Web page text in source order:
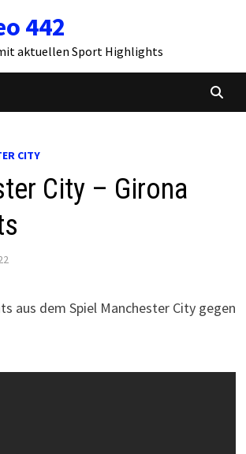
442
aktuellen Sport Highlights
CITY
City – Girona
aus dem Spiel Manchester City gegen